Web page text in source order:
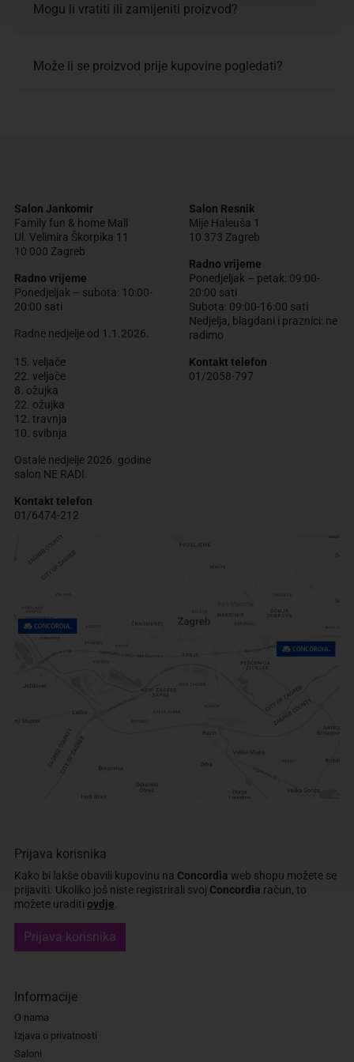
Mogu li vratiti ili zamijeniti proizvod?
Može li se proizvod prije kupovine pogledati?
Salon Jankomir
Family fun & home Mall
Ul. Velimira Škorpika 11
10 000 Zagreb
Radno vrijeme
Ponedjeljak – subota: 10:00-
20:00 sati
Radne nedjelje od 1.1.2026.
15. veljače
22. veljače
8. ožujka
22. ožujka
12. travnja
10. svibnja
Ostale nedjelje 2026. godine
salon NE RADI.
Kontakt telefon
01/6474-212
Salon Resnik
Mije Haleuša 1
10 373 Zagreb
Radno vrijeme
Ponedjeljak – petak: 09:00-
20:00 sati
Subota: 09:00-16:00 sati
Nedjelja, blagdani i praznici: ne
radimo
Kontakt telefon
01/2058-797
Prijava korisnika
Kako bi lakše obavili kupovinu na Concordia web shopu možete se
prijaviti. Ukoliko još niste registrirali svoj Concordia račun, to
možete uraditi ovdje
Prijava korisnika
Informacije
O nama
Izjava o privatnosti
Saloni